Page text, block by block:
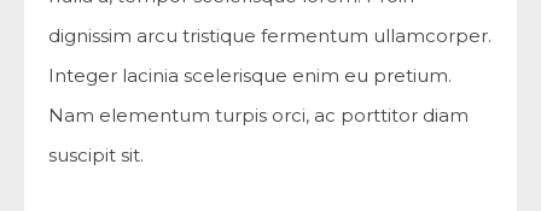
dignissim arcu tristique fermentum ullamcorper.
Integer lacinia scelerisque enim eu pretium.
Nam elementum turpis orci, ac porttitor diam
suscipit sit.